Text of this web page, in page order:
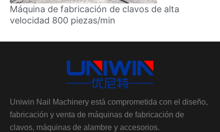
Máquina de fabricación de clavos de alta
velocidad 800 piezas/min
Uniwin Nail Machinery está comprometida con el diseño,
fabricación y venta de máquinas de fabricación de
clavos, máquinas de alambre y accesorios.